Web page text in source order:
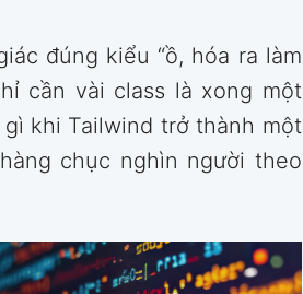
đúng kiểu “ồ, hóa ra làm
cần vài class là xong một
khi Tailwind trở thành một
chục nghìn người theo